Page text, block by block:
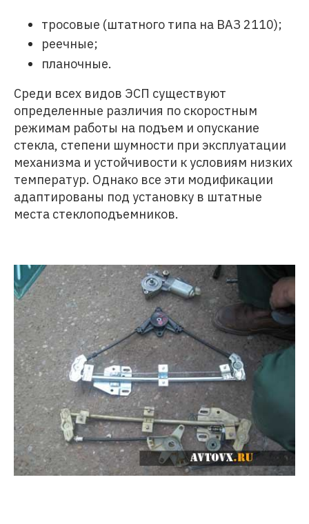
тросовые (штатного типа на ВАЗ 2110);
реечные;
планочные.
Среди всех видов ЭСП существуют
определенные различия по скоростным
режимам работы на подъем и опускание
стекла, степени шумности при эксплуатации
механизма и устойчивости к условиям низких
температур. Однако все эти модификации
адаптированы под установку в штатные
места стеклоподъемников.